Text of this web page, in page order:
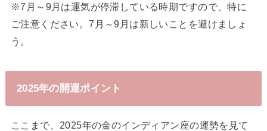
※7月～9月は運気が停滞している時期ですので、特に
ご注意ください。7月～9月は新しいことを避けましょ
う。
2025年の開運ポイント
ここまで、2025年の金のインディアン座の運勢を見て